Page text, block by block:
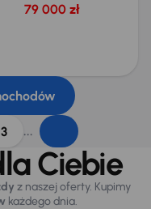
79 000 zł
3 ...
Ciebie
z naszej oferty. Kupimy
każdego dnia.